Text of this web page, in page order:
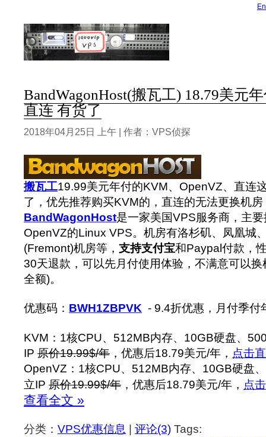
BandWagonHost(搬瓦工) 18.79美元
直连 有货了
2018年04月25日 上午 | 作者：VPS侦探
搬瓦工19.99美元年付的KVM、OpenVZ、直连
了，优先推荐购买KVM的，直连的无法更换机
BandWagonHost是一家美国VPS服务商，主
OpenVZ的Linux VPS。机房有洛杉矶、凤凰城
(Fremont)机房等， 支持支付宝和Paypal付款，
30天退款，可以先月付使用体验，不满意可以
全额)。
优惠码： BWH1ZBPVK - 9.4折优惠，月付季付
KVM：1核CPU、512MB内存、10GB硬盘、
IP 原价19.99$/年 ，优惠后18.79美元/年， 点击
OpenVZ：1核CPU、512MB内存、10GB硬盘
立IP 原价19.99$/年 ，优惠后18.79美元/年， 点
查看全文 »
分类： VPS优惠信息 评论(3) Tags: